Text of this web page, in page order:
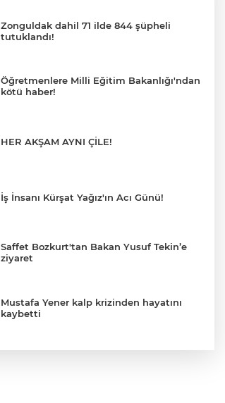
Zonguldak dahil 71 ilde 844 şüpheli
tutuklandı!
Öğretmenlere Milli Eğitim Bakanlığı'ndan
kötü haber!
HER AKŞAM AYNI ÇİLE!
İş İnsanı Kürşat Yağız'ın Acı Günü!
Saffet Bozkurt'tan Bakan Yusuf Tekin’e
ziyaret
Mustafa Yener kalp krizinden hayatını
kaybetti